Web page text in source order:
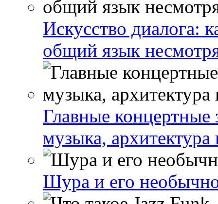
Искусство диалога:
общий язык
Главные концертные
музыка, архитектура
Шура и его